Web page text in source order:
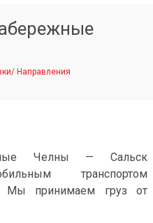
/ Направления
Челны — Сальск
транспортом
Мы принимаем груз от